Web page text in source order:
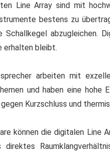
Line Array sind mit
bestens zu
Schallkegel abzugleichen.
erhalten bleibt.
arbeiten mit
und haben eine hohe
Kurzschluss und
können die digitalen Line
direktes